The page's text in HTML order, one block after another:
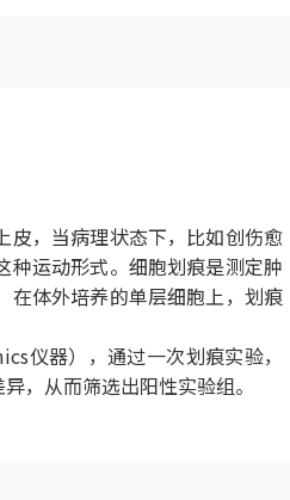
皮，当病理状态下，比如创伤愈
种运动形式。细胞划痕是测定肿
在体外培养的单层细胞上，划痕
仪器），通过一次划痕实验，
，从而筛选出阳性实验组。